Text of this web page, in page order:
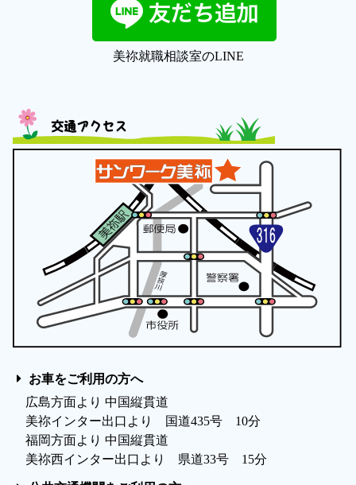
美祢就職相談室のLINE
交通アクセス
お車をご利用の方へ
広島方面より 中国縦貫道
美祢インター出口より 国道435号 10分
福岡方面より 中国縦貫道
美祢西インター出口より 県道33号 15分